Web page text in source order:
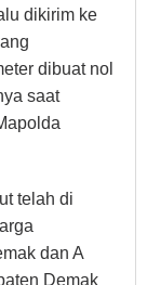
dikirim ke
dibuat nol
saat
telah di
dan A
Demak